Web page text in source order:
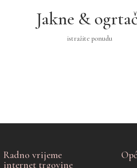
Jakne &
istražite ponudu
Radno vrijeme
internet trgovine